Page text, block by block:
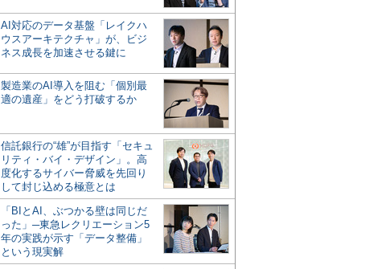
AI対応のデータ基盤「レイクハ
ウスアーキテクチャ」が、ビジ
ネス成長を加速させる鍵に
製造業のAI導入を阻む「個別最
適の遺産」をどう打破するか
信託銀行の“雄”が目指す「セキュ
リティ・バイ・デザイン」。高
度化するサイバー脅威を先回り
して封じ込める極意とは
「BIとAI、ぶつかる壁は同じだ
った」─東急レクリエーション5
年の実践が示す「データ整備」
という現実解